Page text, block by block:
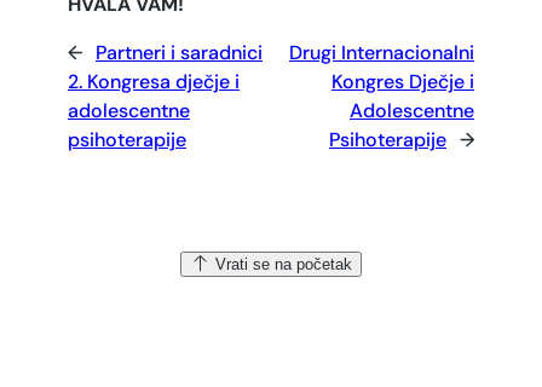
← Partneri i saradnici
2. Kongresa dječje i
adolescentne
psihoterapije
Drugi Internacionalni
Kongres Dječje i
Adolescentne
Psihoterapije →
Vrati se na početak